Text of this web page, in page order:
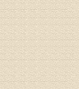
姓名：
病情描
姓名：
病情描